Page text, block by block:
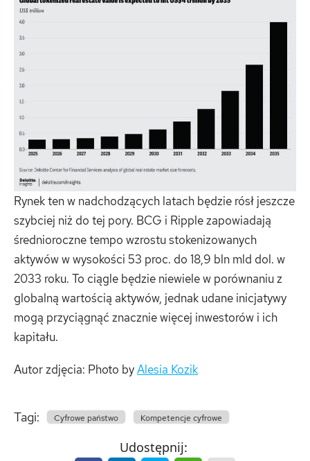
Rynek ten w nadchodzących latach będzie rósł jeszcze
szybciej niż do tej pory. BCG i Ripple zapowiadają
średnioroczne tempo wzrostu stokenizowanych
aktywów w wysokości 53 proc. do 18,9 bln mld dol. w
2033 roku. To ciągle będzie niewiele w porównaniu z
globalną wartością aktywów, jednak udane inicjatywy
mogą przyciągnąć znacznie więcej inwestorów i ich
kapitału.
Autor zdjęcia: Photo byAlesia Kozik
Tagi: Cyfrowe państwo Kompetencje cyfrowe
Udostępnij: